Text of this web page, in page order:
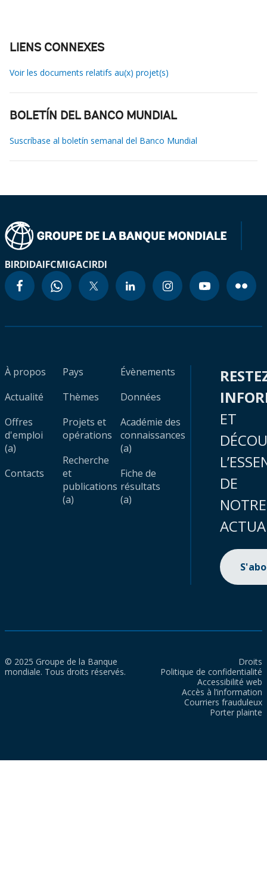
LIENS CONNEXES
Voir les documents relatifs au(x) projet(s)
BOLETÍN DEL BANCO MUNDIAL
Suscríbase al boletín semanal del Banco Mundial
BIRDIDAIFCMIGACIRDI
À propos
Actualité
Offres
d'emploi
(a)
Contacts
Pays
Thèmes
Projets et
opérations
Recherche
et
publications
(a)
Évènements
Données
Académie des
connaissances
(a)
Fiche de
résultats
(a)
ET
DE
NOTRE
© 2025 Groupe de la Banque
mondiale. Tous droits réservés.
Droits
Politique de confidentialité
Accessibilité web
Accès à l’information
Courriers frauduleux
Porter plainte